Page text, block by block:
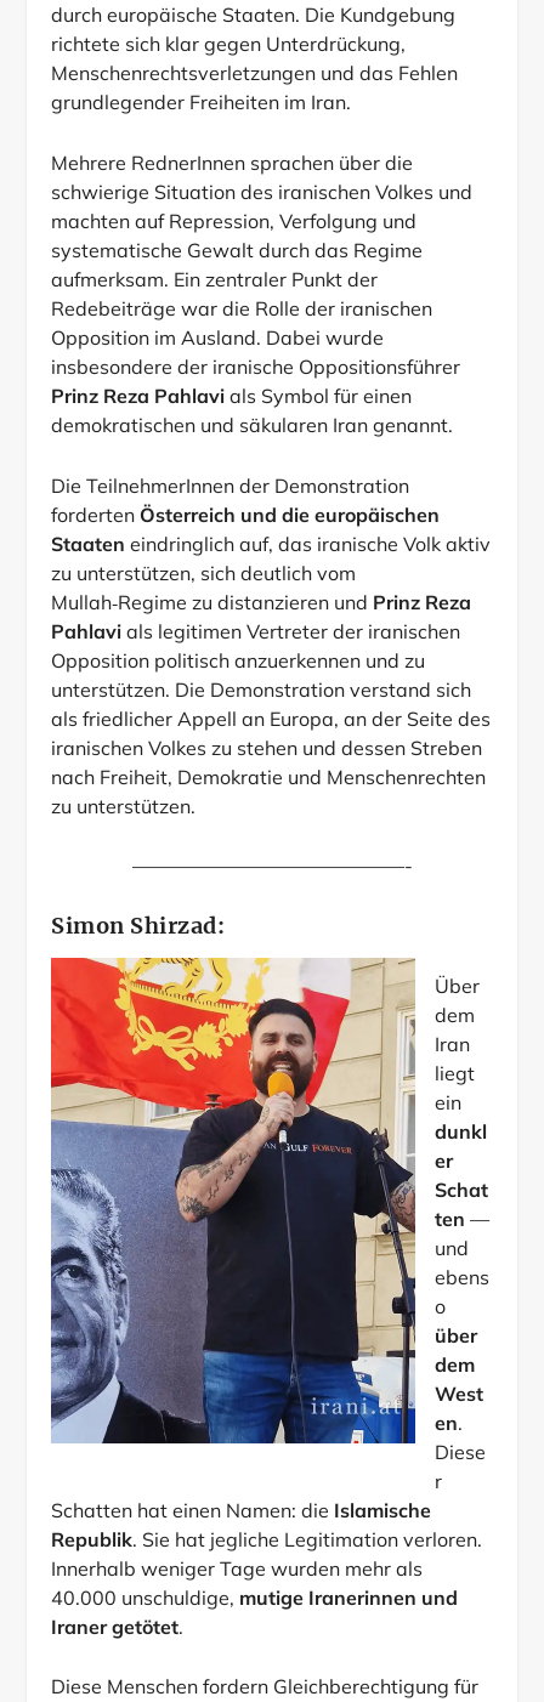
durch europäische Staaten. Die Kundgebung
richtete sich klar gegen Unterdrückung,
Menschenrechtsverletzungen und das Fehlen
grundlegender Freiheiten im Iran.
Mehrere RednerInnen sprachen über die
schwierige Situation des iranischen Volkes und
machten auf Repression, Verfolgung und
systematische Gewalt durch das Regime
aufmerksam. Ein zentraler Punkt der
Redebeiträge war die Rolle der iranischen
Opposition im Ausland. Dabei wurde
insbesondere der iranische Oppositionsführer
Prinz Reza Pahlavi als Symbol für einen
demokratischen und säkularen Iran genannt.
Die TeilnehmerInnen der Demonstration
forderten Österreich und die europäischen
Staaten eindringlich auf, das iranische Volk aktiv
zu unterstützen, sich deutlich vom
Mullah‑Regime zu distanzieren und Prinz Reza
Pahlavi als legitimen Vertreter der iranischen
Opposition politisch anzuerkennen und zu
unterstützen. Die Demonstration verstand sich
als friedlicher Appell an Europa, an der Seite des
iranischen Volkes zu stehen und dessen Streben
nach Freiheit, Demokratie und Menschenrechten
zu unterstützen.
——————————————-
Simon Shirzad:
Über
dem
Iran
liegt
ein
dunkl
er
Schat
ten —
und
ebens
o
über
dem
West
en.
Diese
r
Schatten hat einen Namen: die Islamische
Republik. Sie hat jegliche Legitimation verloren.
Innerhalb weniger Tage wurden mehr als
40.000 unschuldige, mutige Iranerinnen und
Iraner getötet.
Diese Menschen fordern Gleichberechtigung für